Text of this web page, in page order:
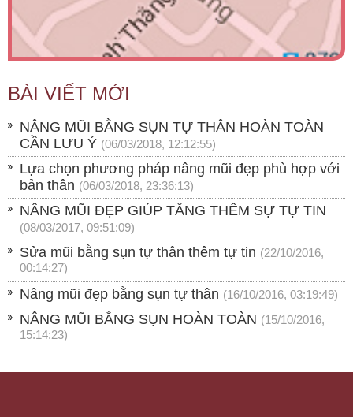
BÀI VIẾT MỚI
NÂNG MŨI BẰNG SỤN TỰ THÂN HOÀN TOÀN
CẦN LƯU Ý (06/03/2018, 12:12:55)
Lựa chọn phương pháp nâng mũi đẹp phù hợp với
bản thân (06/03/2018, 23:36:13)
NÂNG MŨI ĐẸP GIÚP TĂNG THÊM SỰ TỰ TIN
(08/03/2017, 09:51:09)
Sửa mũi bằng sụn tự thân thêm tự tin (22/10/2016,
00:14:27)
Nâng mũi đẹp bằng sụn tự thân (16/10/2016, 03:19:49)
NÂNG MŨI BẰNG SỤN HOÀN TOÀN (15/10/2016,
15:14:23)